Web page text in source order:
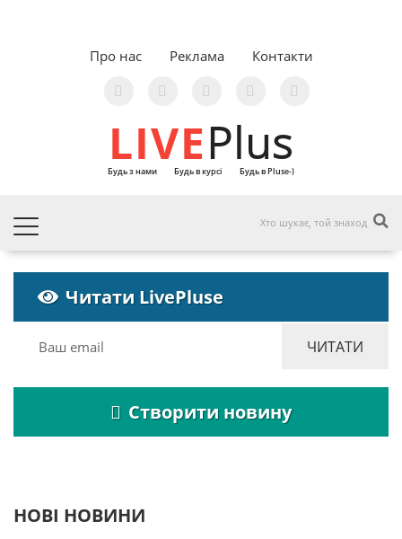
Про нас Реклама Контакти
LIVEPlus
Будь з нами Будь в курсі Будь в Pluse-)
Читати LivePluse
Створити новину
НОВІ НОВИНИ